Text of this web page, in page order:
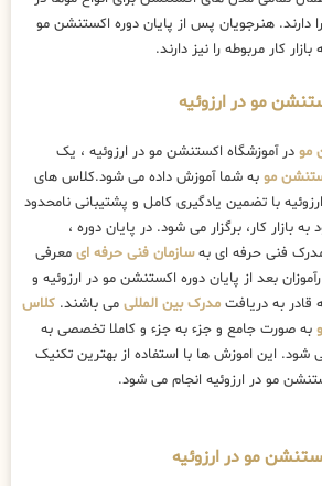
دارند. هنرجویان پس از پایان دوره اکستنشن مو
کار مربوطه را نیز دارند.
مو در ارزوئیه
مو در آموزشگاه اکستنشن مو در ارزوئیه ، یک
مو به شما آموزش داده می شود.کلاس های
با تضمین یادگیری کامل و پشتیبانی نامحدود
به بازار کار، برگزار می شود. در پایان دوره ،
فنی حرفه ای بهسازمان فنی حرفه ای معرفی
بعد از پایان دوره اکستنشن مو در ارزوئیه و
قادر به دریافت مدرک بین المللی می باشند. کلاس
به صورت جامع و جزء به جزء و کاملا تخصصی به
شود. این اموزش ها با استفاده از بهترین تکنیک
مو در ارزوئیه انجام می شود.
مو در ارزوئیه